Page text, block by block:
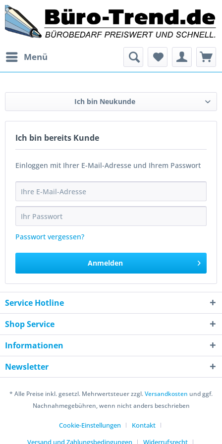
Menü
Ich bin Neukunde
Ich bin bereits Kunde
Einloggen mit Ihrer E-Mail-Adresse und Ihrem Passwort
Passwort vergessen?
Anmelden
Service Hotline
Shop Service
Informationen
Newsletter
* Alle Preise inkl. gesetzl. Mehrwertsteuer zzgl.Versandkosten und ggf.
Nachnahmegebühren, wenn nicht anders beschrieben
Cookie-Einstellungen
Kontakt
Versand und Zahlungsbedingungen
Widerrufsrecht